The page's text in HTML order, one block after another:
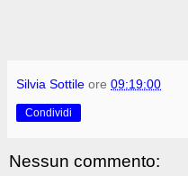
Silvia Sottile ore 09:19:00
Condividi
Nessun commento: